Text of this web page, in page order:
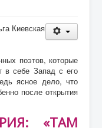
Киевская
поэтов, которые
в себе Запад с его
ясное дело, что
после открытия
«ТАМ